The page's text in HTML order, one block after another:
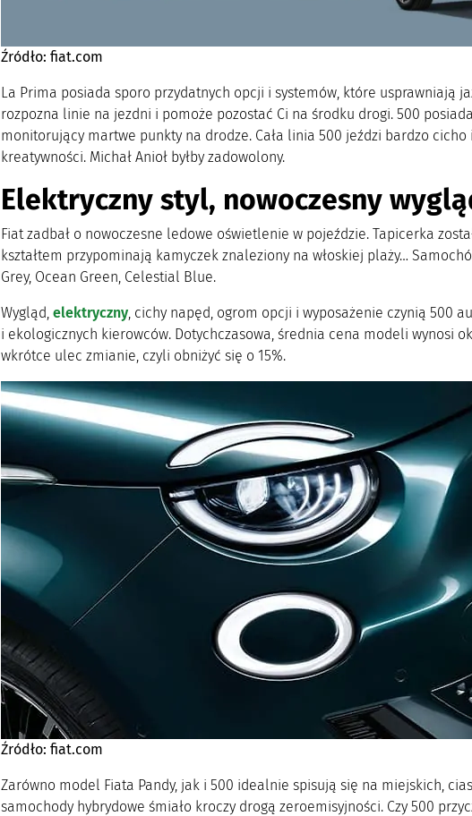
Źródło: fiat.com
La Prima posiada sporo przydatnych opcji i systemów, które usprawniają
rozpozna linie na jezdni i pomoże pozostać Ci na środku drogi. 500
monitorujący martwe punkty na drodze. Cała linia 500 jeździ bardzo
kreatywności. Michał Anioł byłby zadowolony.
Elektryczny styl, nowoczesny
Fiat zadbał o nowoczesne ledowe oświetlenie w pojeździe. Tapicerka
kształtem przypominają kamyczek znaleziony na włoskiej plaży…
Grey, Ocean Green, Celestial Blue.
Wygląd, elektryczny, cichy napęd, ogrom opcji i wyposażenie czynią 500
i ekologicznych kierowców. Dotychczasowa, średnia cena modeli wynosi
wkrótce ulec zmianie, czyli obniżyć się o 15%.
Źródło: fiat.com
Zarówno model Fiata Pandy, jak i 500 idealnie spisują się na miejskich,
samochody hybrydowe śmiało kroczy drogą zeroemisyjności. Czy 500